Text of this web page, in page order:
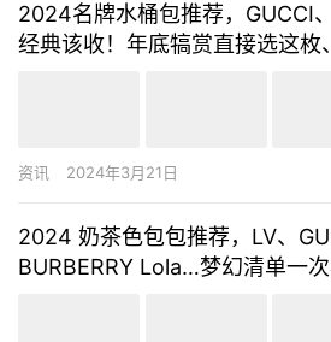
2024名牌水桶包推荐，GUCCI
经典该收！年底犒赏直接选这枚
资讯 2024年3月21日
2024 奶茶色包包推荐，LV、
BURBERRY Lola…梦幻清单一